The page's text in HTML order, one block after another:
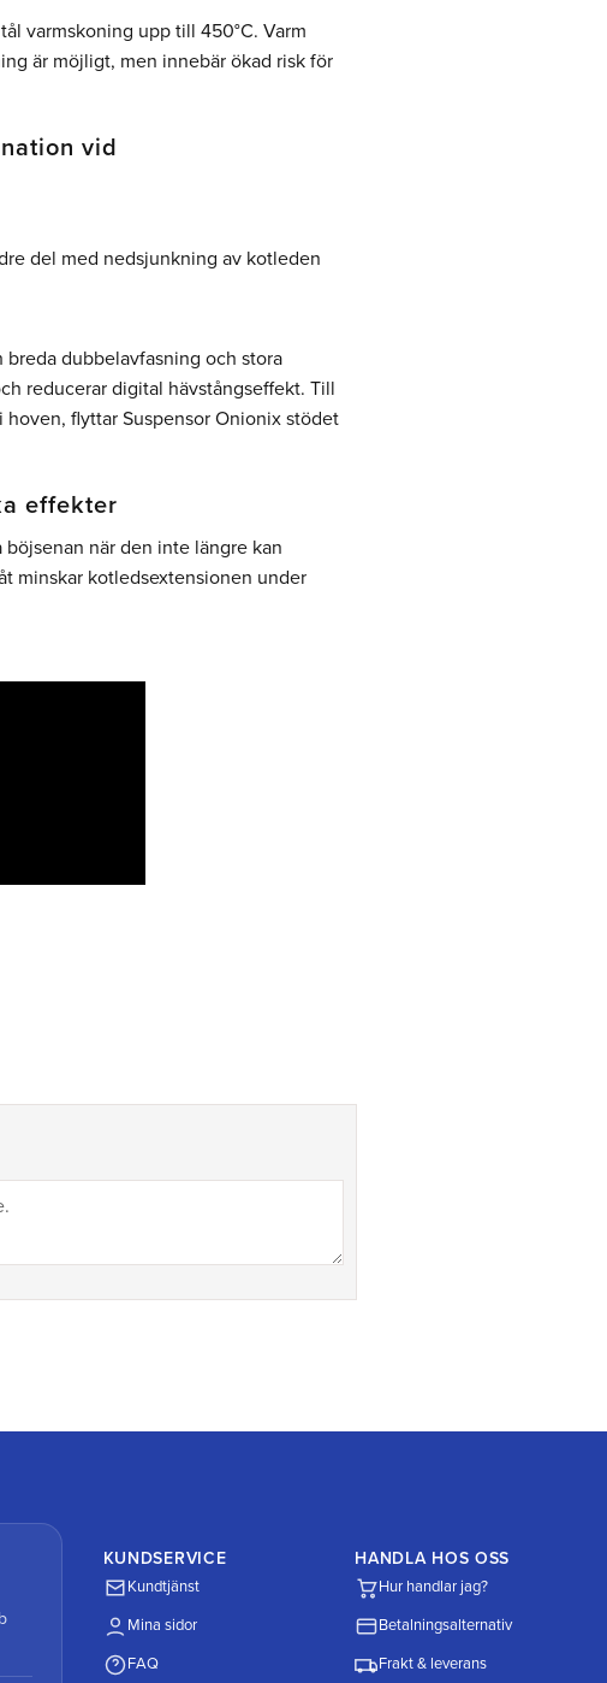
varmskoning upp till 450°C. Varm
är möjligt, men innebär ökad risk för
vid
del med nedsjunkning av kotleden
dubbelavfasning och stora
reducerar digital hävstångseffekt. Till
flyttar Suspensor Onionix stödet
effekter
när den inte längre kan
minskar kotledsextensionen under
KUNDSERVICE
Kundtjänst
Mina sidor
FAQ
HANDLA HOS OSS
Hur handlar jag?
Betalningsalternativ
Frakt & leverans